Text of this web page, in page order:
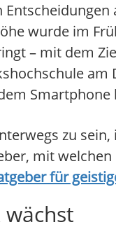
wurde im
– mit dem
Smartphone
zu
mit
für